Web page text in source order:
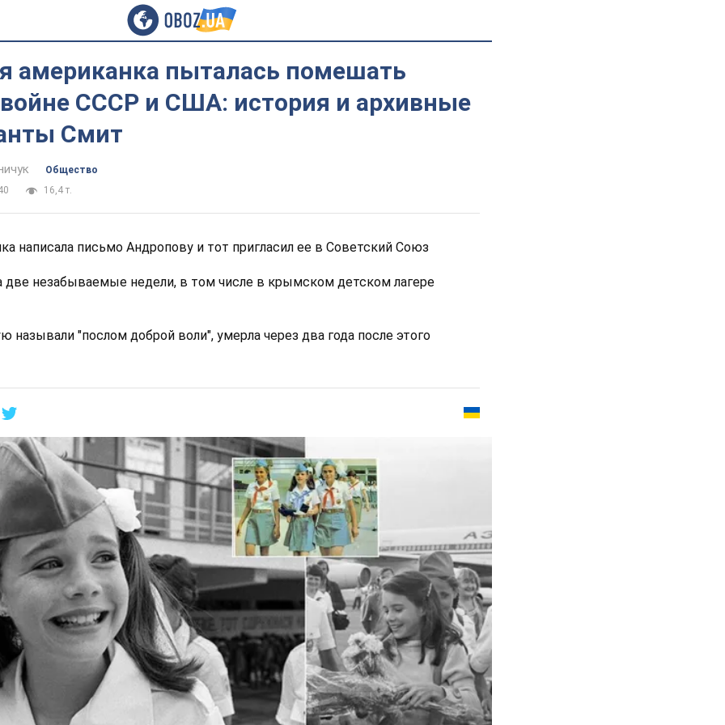
американка пыталась помешать
СССР и США: история и архивные
Смит
Общество
16,4 т.
написала письмо Андропову и тот пригласил ее в Советский Союз
две незабываемые недели, в том числе в крымском детском лагере
называли "послом доброй воли", умерла через два года после этого